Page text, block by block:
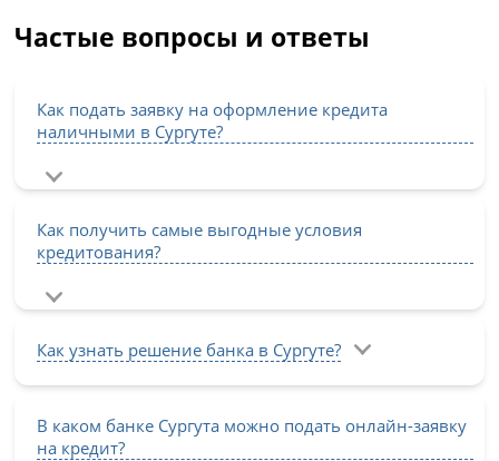
Частые вопросы и ответы
Как подать заявку на оформление кредита
наличными в Сургуте?
Как получить самые выгодные условия
кредитования?
Как узнать решение банка в Сургуте?
В каком банке Сургута можно подать онлайн-заявку
на кредит?